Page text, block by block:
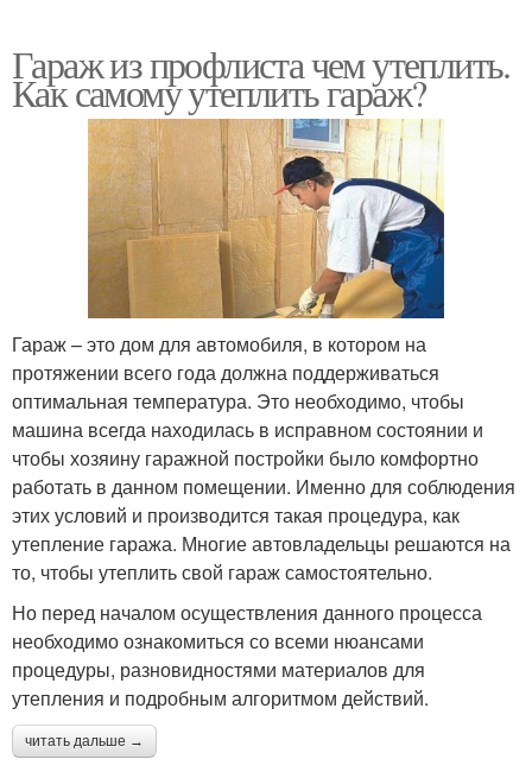
Гараж из профлиста чем утеплить.
Как самому утеплить гараж?
Гараж – это дом для автомобиля, в котором на
протяжении всего года должна поддерживаться
оптимальная температура. Это необходимо, чтобы
машина всегда находилась в исправном состоянии и
чтобы хозяину гаражной постройки было комфортно
работать в данном помещении. Именно для соблюдения
этих условий и производится такая процедура, как
утепление гаража. Многие автовладельцы решаются на
то, чтобы утеплить свой гараж самостоятельно.
Но перед началом осуществления данного процесса
необходимо ознакомиться со всеми нюансами
процедуры, разновидностями материалов для
утепления и подробным алгоритмом действий.
читать дальше →